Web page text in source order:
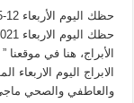
الأبراج، هنا في